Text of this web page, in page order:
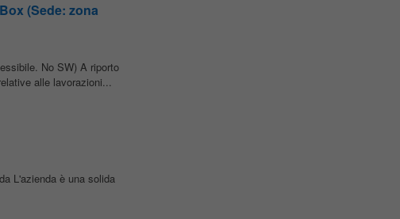
(Sede: zona
No SW) A riporto
alle lavorazioni...
L'azienda è una solida